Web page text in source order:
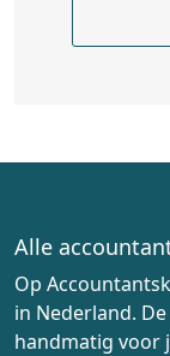
Alle
Op
in Nederland.
handmatig voor